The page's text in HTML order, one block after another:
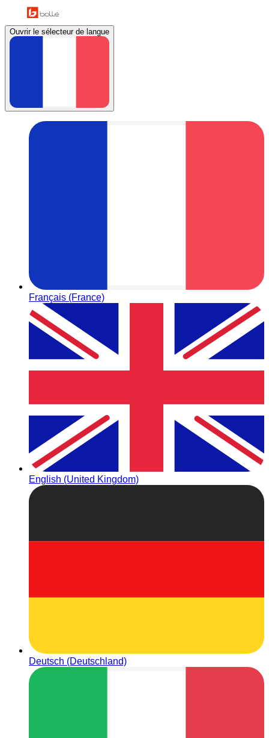
Ouvrir le sélecteur de langue
Français (France)
English (United Kingdom)
Deutsch (Deutschland)